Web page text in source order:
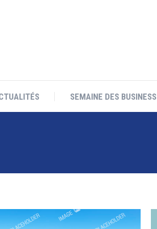
SEMAINE DES